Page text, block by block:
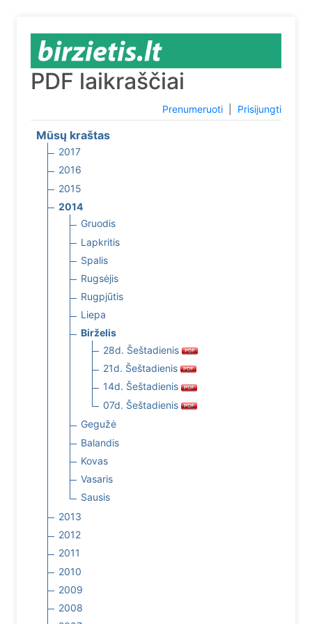
PDF laikraščiai
Prenumeruoti Prisijungti
Mūsų kraštas
2017
2016
2015
2014
Gruodis
Lapkritis
Spalis
Rugsėjis
Rugpjūtis
Liepa
Birželis
28d. Šeštadienis
21d. Šeštadienis
14d. Šeštadienis
07d. Šeštadienis
Gegužė
Balandis
Kovas
Vasaris
Sausis
2013
2012
2011
2010
2009
2008